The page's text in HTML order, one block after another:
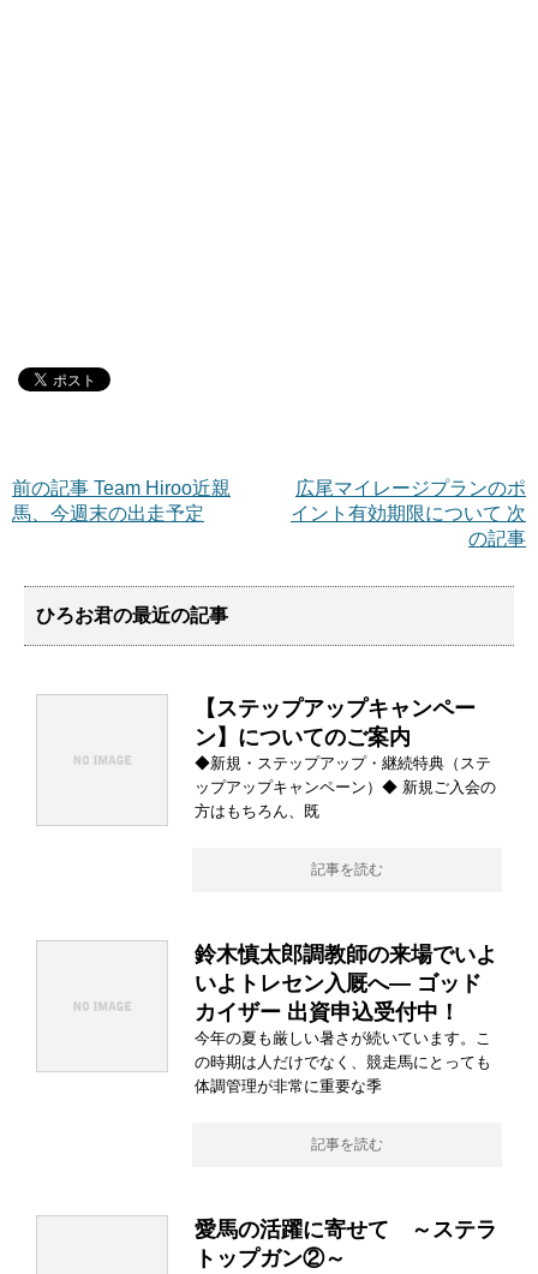
広尾マイレージプランのポ
イント有効期限について 次
の記事
前の記事 Team Hiroo近親
馬、今週末の出走予定
ひろお君の最近の記事
【ステップアップキャンペー
ン】についてのご案内
◆新規・ステップアップ・継続特典（ステ
ップアップキャンペーン）◆ 新規ご入会の
方はもちろん、既
記事を読む
鈴木慎太郎調教師の来場でいよ
いよトレセン入厩へ― ゴッド
カイザー 出資申込受付中！
今年の夏も厳しい暑さが続いています。こ
の時期は人だけでなく、競走馬にとっても
体調管理が非常に重要な季
記事を読む
愛馬の活躍に寄せて ～ステラ
トップガン②～